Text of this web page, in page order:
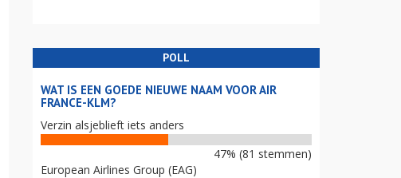
POLL
WAT IS EEN GOEDE NIEUWE NAAM VOOR AIR
FRANCE-KLM?
Verzin alsjeblieft iets anders
47% (81 stemmen)
European Airlines Group (EAG)